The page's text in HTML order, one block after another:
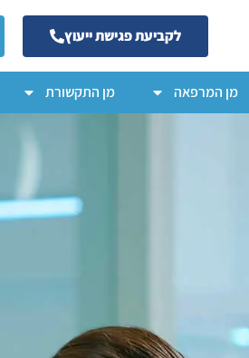
לקביעת פגישת ייעוץ
מן המרפאה מן התקשורת